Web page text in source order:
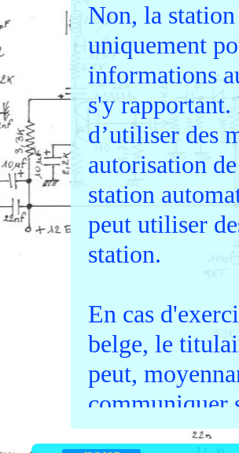
Non, la
uniquement
informations
s'y rapportant.
d’utiliser des
autorisation
station
peut utiliser
station.
En cas
belge, le
peut,
communiquer